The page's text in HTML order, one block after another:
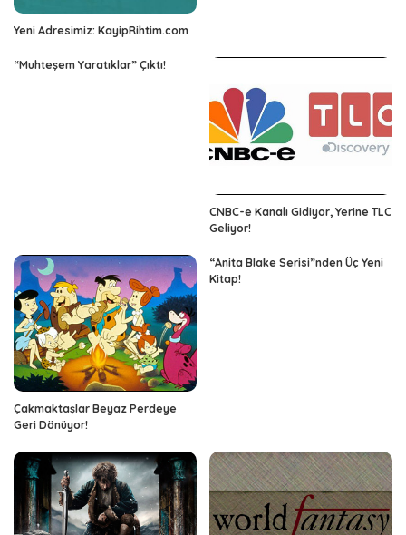
Yeni Adresimiz: KayipRihtim.com
“Muhteşem Yaratıklar” Çıktı!
CNBC-e Kanalı Gidiyor, Yerine TLC
Geliyor!
Çakmaktaşlar Beyaz Perdeye
Geri Dönüyor!
“Anita Blake Serisi”nden Üç Yeni
Kitap!